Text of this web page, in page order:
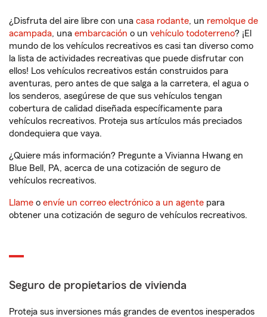
¿Disfruta del aire libre con una casa rodante, un remolque de
acampada, una embarcación o un vehículo todoterreno? ¡El
mundo de los vehículos recreativos es casi tan diverso como
la lista de actividades recreativas que puede disfrutar con
ellos! Los vehículos recreativos están construidos para
aventuras, pero antes de que salga a la carretera, el agua o
los senderos, asegúrese de que sus vehículos tengan
cobertura de calidad diseñada específicamente para
vehículos recreativos. Proteja sus artículos más preciados
dondequiera que vaya.
¿Quiere más información? Pregunte a Vivianna Hwang en
Blue Bell, PA, acerca de una cotización de seguro de
vehículos recreativos.
Llame o envíe un correo electrónico a un agente para
obtener una cotización de seguro de vehículos recreativos.
Seguro de propietarios de vivienda
Proteja sus inversiones más grandes de eventos inesperados